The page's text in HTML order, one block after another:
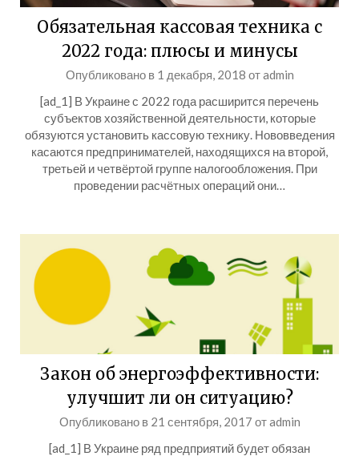
Обязательная кассовая техника с
2022 года: плюсы и минусы
Опубликовано в 1 декабря, 2018 отadmin
[ad_1] В Украине с 2022 года расширится перечень
субъектов хозяйственной деятельности, которые
обязуются установить кассовую технику. Нововведения
касаются предпринимателей, находящихся на второй,
третьей и четвёртой группе налогообложения. При
проведении расчётных операций они…
Закон об энергоэффективности:
улучшит ли он ситуацию?
Опубликовано в 21 сентября, 2017 отadmin
[ad_1] В Украине ряд предприятий будет обязан